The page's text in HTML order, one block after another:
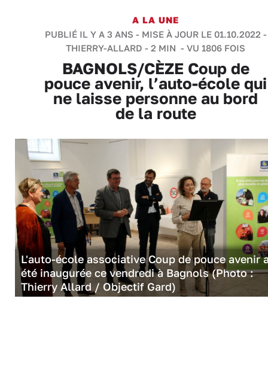
A LA UNE
PUBLIÉ IL Y A 3 ANS - MISE À JOUR LE 01.10.2022 -
THIERRY-ALLARD - 2 MIN - VU 1806 FOIS
BAGNOLS/CÈZE Coup de
pouce avenir, l’auto-école qui
ne laisse personne au bord
de la route
L'auto-école associative Coup de pouce avenir
été inaugurée ce vendredi à Bagnols (Photo :
Thierry Allard / Objectif Gard)